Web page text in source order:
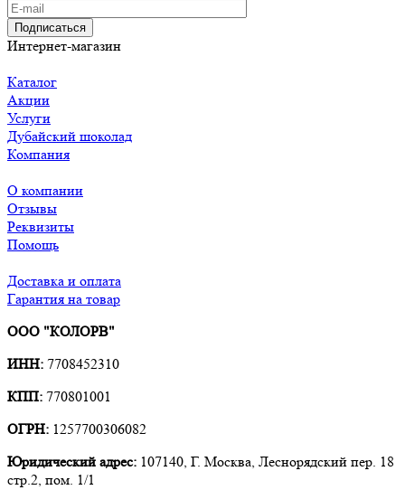
Подписаться
Интернет-магазин
Каталог
Акции
Услуги
Дубайский шоколад
Компания
О компании
Отзывы
Реквизиты
Помощь
Доставка и оплата
Гарантия на товар
ООО "КОЛОРВ"
ИНН: 7708452310
КПП: 770801001
ОГРН: 1257700306082
Юридический адрес: 107140, Г. Москва, Леснорядский пер. 18
стр.2, пом. 1/1